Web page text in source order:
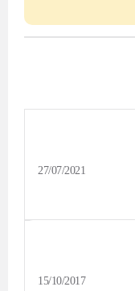
27/07/2021
15/10/2017